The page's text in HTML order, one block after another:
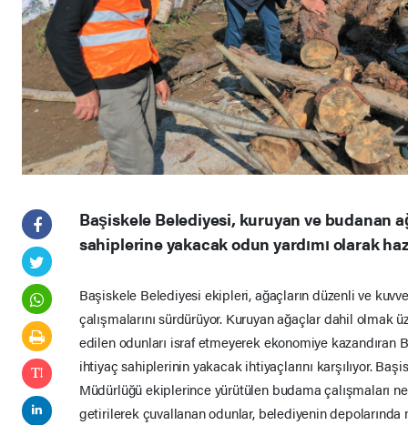
Başiskele Belediyesi, kuruyan ve budanan
sahiplerine yakacak odun yardımı olarak
Başiskele Belediyesi ekipleri, ağaçların düzenli ve
çalışmalarını sürdürüyor. Kuruyan ağaçlar dahil olmak
edilen odunları israf etmeyerek ekonomiye
ihtiyaç sahiplerinin yakacak ihtiyaçlarını karşılıyor.
Müdürlüğü ekiplerince yürütülen budama çalışmaları
getirilerek çuvallanan odunlar, belediyenin depolarında